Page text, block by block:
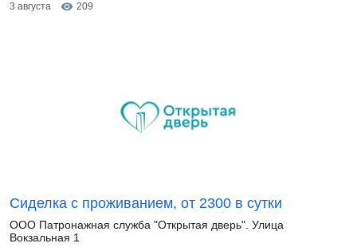
3 августа
209
Сиделка с проживанием, от 2300 в сутки
ООО Патронажная служба "Открытая дверь". Улица
Вокзальная 1